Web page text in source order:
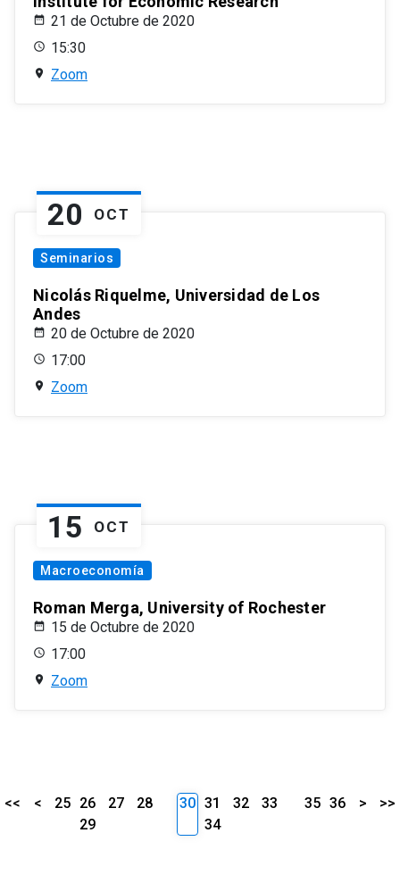
21 de Octubre de 2020
15:30
Zoom
20 OCT
Seminarios
Nicolás Riquelme, Universidad de Los
Andes
20 de Octubre de 2020
17:00
Zoom
15 OCT
Macroeconomía
Roman Merga, University of Rochester
15 de Octubre de 2020
17:00
Zoom
<< < 25 26 27
28
29
30 31 32
33
34
35 36 > >>